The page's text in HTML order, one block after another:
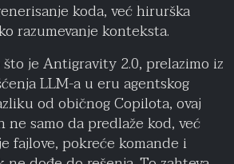
koda, već hirurška
razumevanje konteksta.
što je Antigravity 2.0, prelazimo iz
LLM-a u eru agentskog
od običnog Copilota, ovaj
samo da predlaže kod, već
fajlove, pokreće komande i